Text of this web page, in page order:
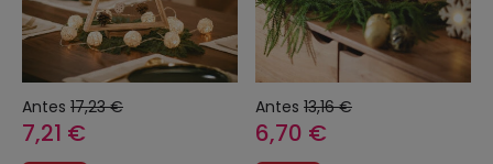
Antes 17,23 €
7,21 €
Antes 13,16 €
6,70 €